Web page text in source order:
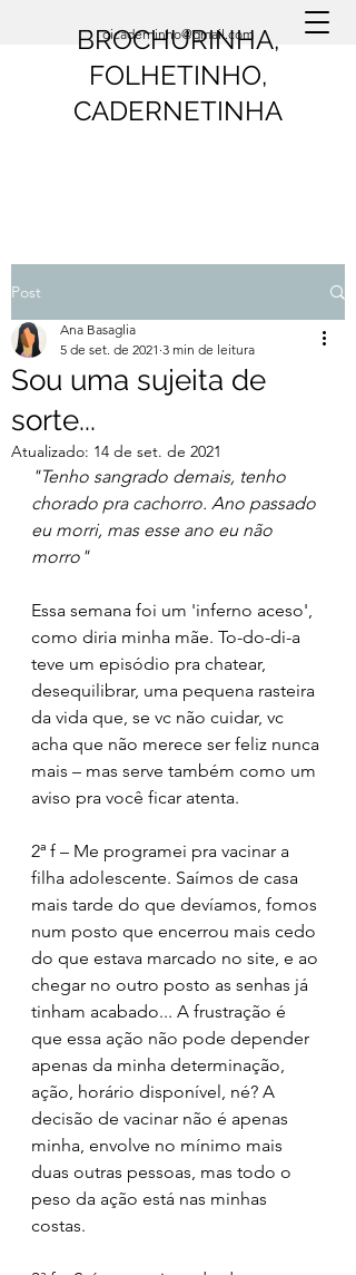
BROCHURINHA,
FOLHETINHO,
CADERNETINHA
oicaderninho@gmail.com
Post
Sou uma sujeita de
sorte...
Ana Basaglia
5 de set. de 2021 3 min de leitura
Atualizado: 14 de set. de 2021
"Tenho sangrado demais, tenho
chorado pra cachorro. Ano passado
eu morri, mas esse ano eu não
morro"
Essa semana foi um 'inferno aceso',
como diria minha mãe. To-do-di-a
teve um episódio pra chatear,
desequilibrar, uma pequena rasteira
da vida que, se vc não cuidar, vc
acha que não merece ser feliz nunca
mais – mas serve também como um
aviso pra você ficar atenta.
2ª f – Me programei pra vacinar a
filha adolescente. Saímos de casa
mais tarde do que devíamos, fomos
num posto que encerrou mais cedo
do que estava marcado no site, e ao
chegar no outro posto as senhas já
tinham acabado... A frustração é
que essa ação não pode depender
apenas da minha determinação,
ação, horário disponível, né? A
decisão de vacinar não é apenas
minha, envolve no mínimo mais
duas outras pessoas, mas todo o
peso da ação está nas minhas
costas.